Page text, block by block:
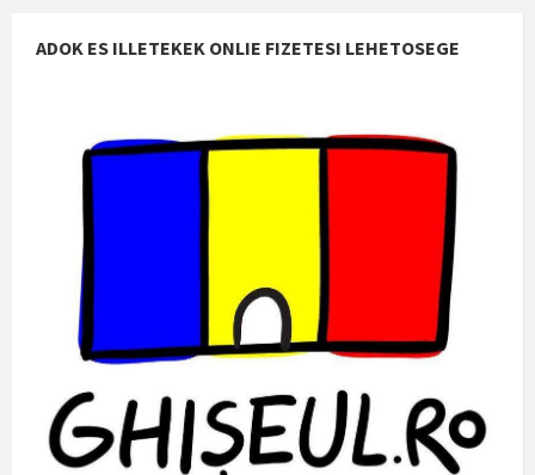
ADOK ES ILLETEKEK ONLIE FIZETESI LEHETOSEGE